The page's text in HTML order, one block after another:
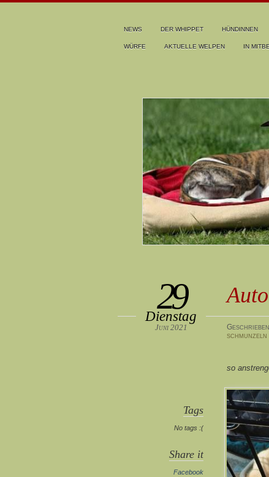
NEWS DER WHIPPET HÜNDINNEN
WÜRFE AKTUELLE WELPEN IN
29
Dienstag
Juni 2021
schmunzeln
Tags
No tags :(
Share it
Facebook
so